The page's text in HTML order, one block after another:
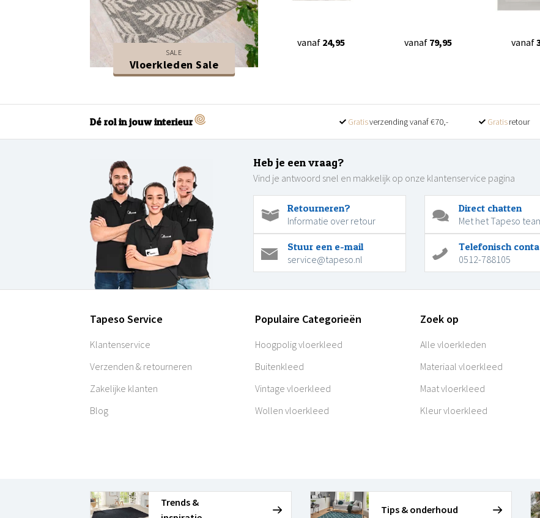
SALE
Vloerkleden Sale
vanaf 24,95 vanaf 79,95 vanaf
Dé rol in jouw interieur Gratisverzending vanaf €70,- Gratisretour
Heb je een vraag?
Vind je antwoord snel en makkelijk op onze klantenservice pagina
Retourneren?
Informatie over retour
Direct chatten
Met het Tapeso
Stuur een e-mail
service@tapeso.nl
Telefonisch
0512-788105
Tapeso Service
Klantenservice
Verzenden & retourneren
Zakelijke klanten
Blog
Populaire Categorieën
Hoogpolig vloerkleed
Buitenkleed
Vintage vloerkleed
Wollen vloerkleed
Zoek op
Alle vloerkleden
Materiaal vloerkleed
Maat vloerkleed
Kleur vloerkleed
Trends &
Tips & onderhoud